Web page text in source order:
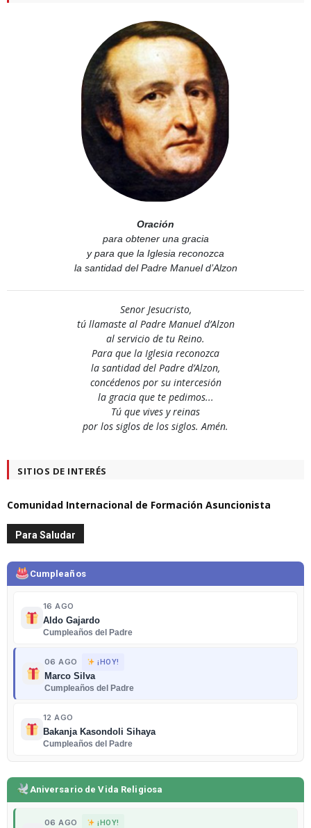
Oración
para obtener una gracia
y para que la Iglesia reconozca
la santidad del Padre Manuel d’Alzon
Senor Jesucristo,
tú llamaste al Padre Manuel d’Alzon
al servicio de tu Reino.
Para que la Iglesia reconozca
la santidad del Padre d’Alzon,
concédenos por su intercesión
la gracia que te pedimos...
Tú que vives y reinas
por los siglos de los siglos. Amén.
SITIOS DE INTERÉS
Comunidad Internacional de Formación Asuncionista
Para Saludar
Cumpleaños
16 AGO
Aldo Gajardo
Cumpleaños del Padre
06 AGO ¡HOY!
Marco Silva
Cumpleaños del Padre
12 AGO
Bakanja Kasondoli Sihaya
Cumpleaños del Padre
Aniversario de Vida Religiosa
06 AGO ¡HOY!